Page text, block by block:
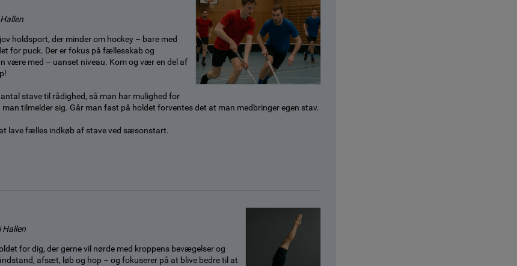
holdsport, der minder om hockey – bare med
for puck. Der er fokus på fællesskab og
være med – uanset niveau. Kom og vær en del af
stave til rådighed, så man har mulighed for
tilmelder sig. Går man fast på holdet forventes det at man medbringer egen stav.
lave fælles indkøb af stave ved sæsonstart.
Hallen
for dig, der gerne vil nørde med kroppens bevægelser og
afsæt, løb og hop – og fokuserer på at blive bedre til at